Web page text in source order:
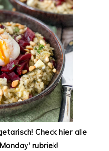
Check hier alle
rubriek!